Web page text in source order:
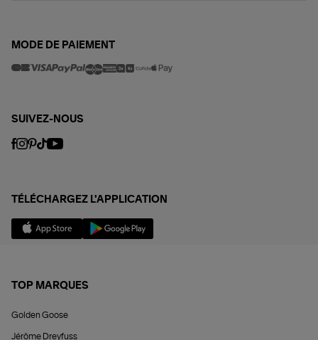
MODE DE PAIEMENT
SUIVEZ-NOUS
TÉLÉCHARGEZ L'APPLICATION
TOP MARQUES
Golden Goose
Jérôme Dreyfuss